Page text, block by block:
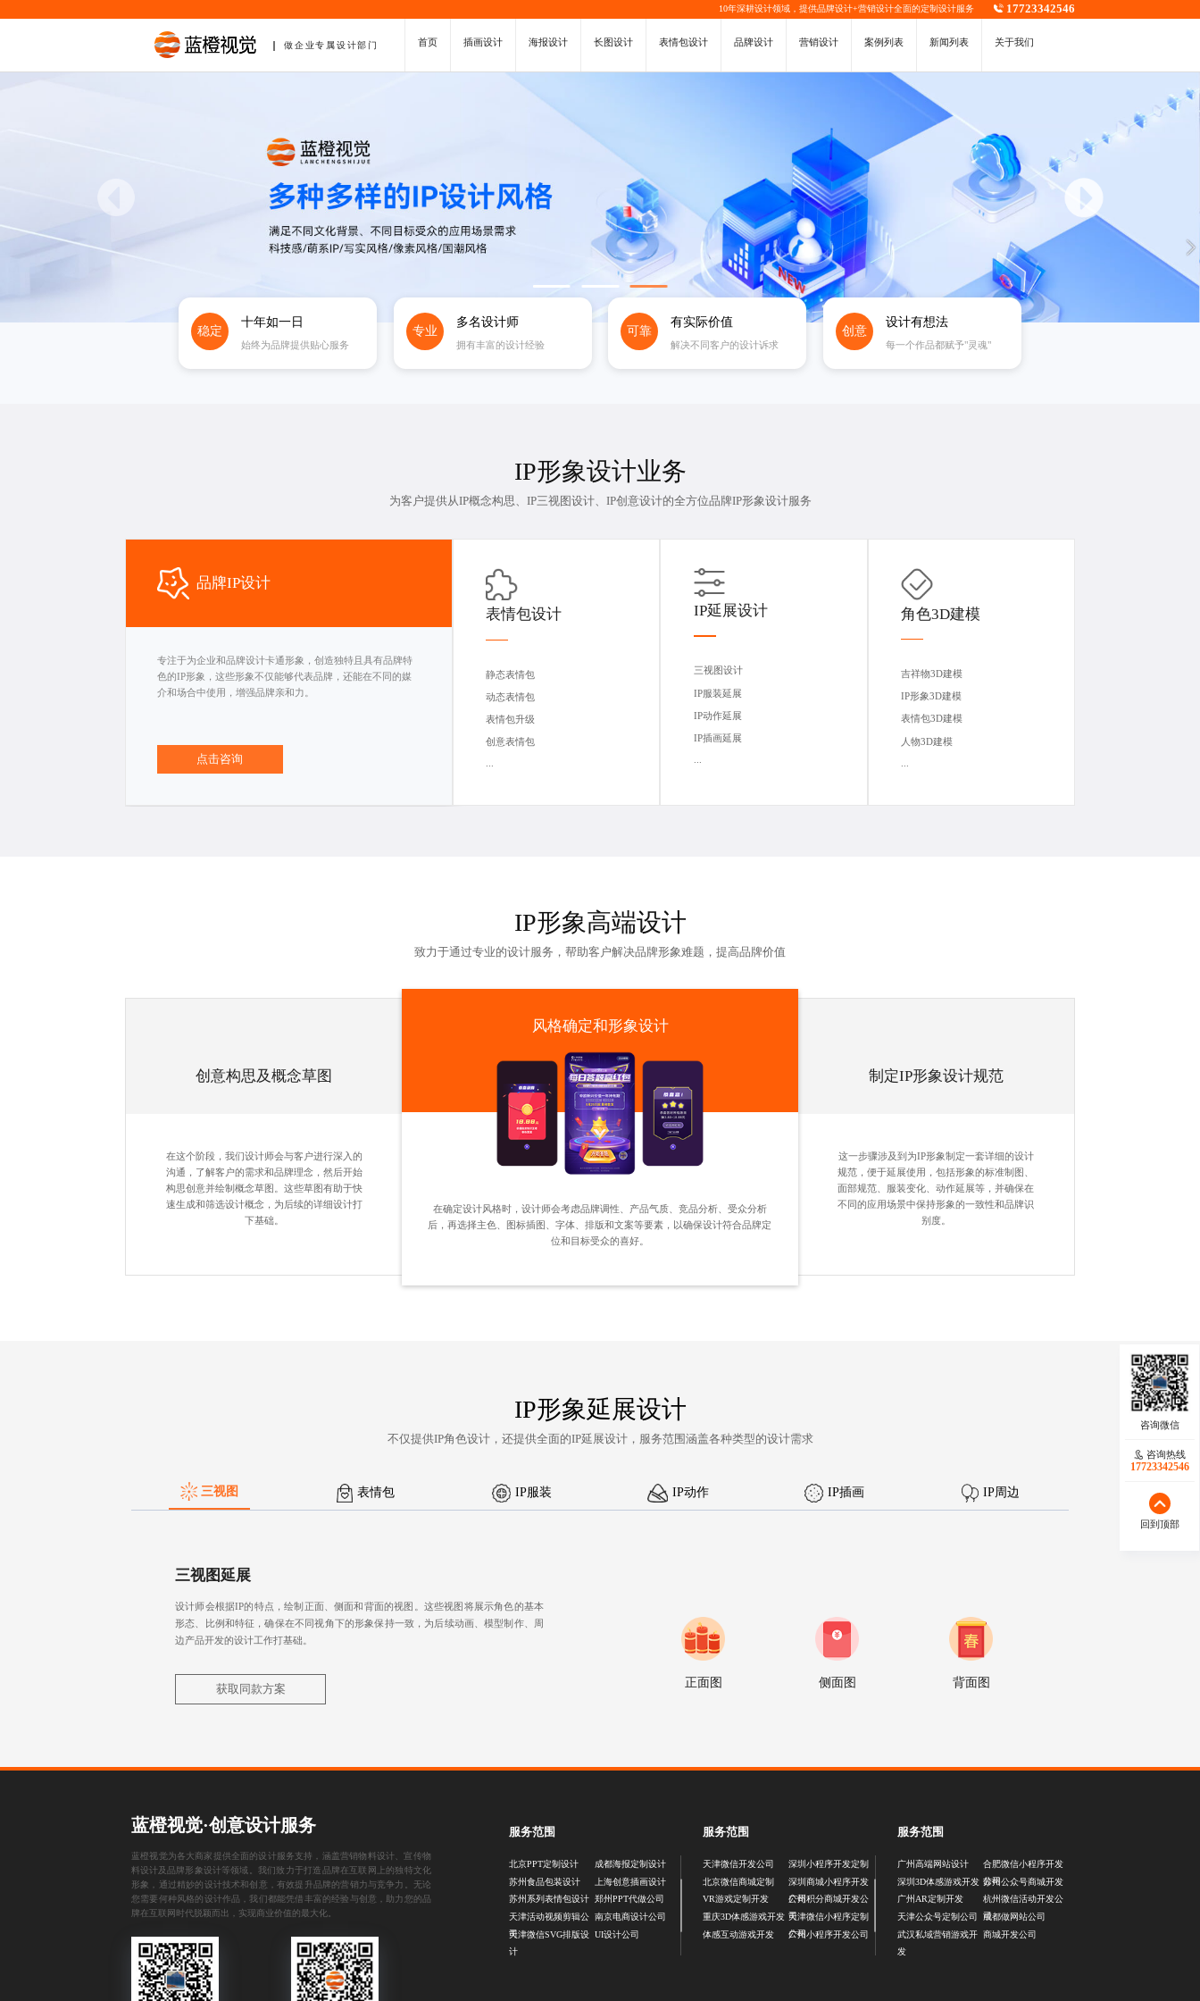
10年深耕设计领域，提供品牌设计+营销设计全面的定制设计服务 17723342546
做企业专属设计部门 首页 插画设计 海报设计 长图设计 表情包设计 品牌设计 营销设计 案例列表 新闻列表 关于我们
稳定
十年如一日
始终为品牌提供贴心服务
专业
多名设计师
拥有丰富的设计经验
可靠
有实际价值
解决不同客户的设计诉求
创意
设计有想法
每一个作品都赋予"灵魂"
IP形象设计业务
为客户提供从IP概念构思、 IP三视图设计、IP创意设计的全方位品牌IP形象设计服务
品牌IP设计
专注于为企业和品牌设计卡通形象，创造独特且具有品牌特
色的IP形象，这些形象不仅能够代表品牌，还能在不同的媒
介和场合中使用，增强品牌亲和力。
点击咨询
表情包设计
静态表情包
动态表情包
表情包升级
创意表情包
...
IP延展设计
三视图设计
IP服装延展
IP动作延展
IP插画延展
角色3D建模
吉祥物3D建模
IP形象3D建模
表情包3D建模
人物3D建模
IP形象高端设计
致力于通过专业的设计服务，帮助客户解决品牌形象难题，提高品牌价值
创意构思及概念草图
在这个阶段，我们设计师会与客户进行深入的
沟通，了解客户的需求和品牌理念，然后开始
构思创意并绘制概念草图。这些草图有助于快
速生成和筛选设计概念，为后续的详细设计打
下基础。
风格确定和形象设计
在确定设计风格时，设计师会考虑品牌调性、产品气质、竞品分析、受众分析
后，再选择主色、图标插图、字体、排版和文案等要素，以确保设计符合品牌定
位和目标受众的喜好。
制定IP形象设计规范
这一步骤涉及到为IP形象制定一套详细的设计
规范，便于延展使用，包括形象的标准制图、
面部规范、服装变化、动作延展等，并确保在
不同的应用场景中保持形象的一致性和品牌识
别度。
IP形象延展设计
不仅提供IP角色设计，还提供全面的IP延展设计，服务范围涵盖各种类型的设计需求
三视图 表情包 IP服装 IP动作 IP插画 IP周边
三视图延展
设计师会根据IP的特点，绘制正面、侧面和背面的视图。这些视图将展示角色的基本
形态、比例和特征，确保在不同视角下的形象保持一致，为后续动画、模型制作、周
边产品开发的设计工作打基础。
获取同款方案
正面图 侧面图 背面图
咨询热线
17723342546
回到顶部
蓝橙视觉·创意设计服务
蓝橙视觉为各大商家提供全面的设计服务支持，涵盖营销物料设计
宣传物
料设计及品牌形象设计等领域。我们致力于打造品牌在互联网上的独特文化
形象，通过精妙的设计技术和创意，有效提升品牌的营销力与竞争力。无论
您需要何种风格的设计作品，我们都能凭借丰富的经验与创意，助力您的品
牌在互联网时代脱颖而出，实现商业价值的最大化。
服务范围
北京PPT定制设计
苏州食品包装设计
苏州系列表情包设计
天津活动视频剪辑公
司
天津微信SVG排版设
计
成都海报定制设计
上海创意插画设计
郑州PPT代做公司
南京电商设计公司
UI设计公司
服务范围
天津微信开发公司
北京微信商城定制
VR游戏定制开发
重庆3D体感游戏开发
体感互动游戏开发
深圳小程序开发定制
深圳商城小程序开发
公司
广州积分商城开发公
司
天津微信小程序定制
公司
广州小程序开发公司
服务范围
广州高端网站设计
深圳3D体感游戏开发
广州AR定制开发
天津公众号定制公司
武汉私域营销游戏开
发
合肥微信小程序开发
公司
苏州公众号商城开发
杭州微信活动开发公
司
成都做网站公司
商城开发公司